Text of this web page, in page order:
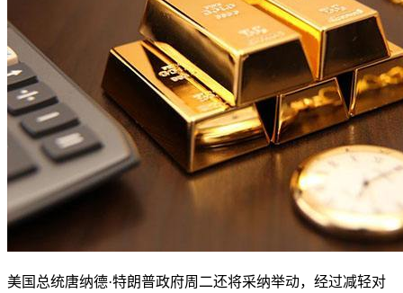
美国总统唐纳德·特朗普政府周二还将采纳举动，经过减轻对